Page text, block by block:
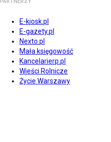
E-kiosk.pl
E-gazety.pl
Nexto.pl
Mała księgowość
Kancelarierp.pl
Wieści Rolnicze
Życie Warszawy